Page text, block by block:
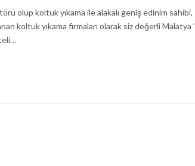
olup koltuk yıkama ile alakalı geniş edinim sahibi,
koltuk yıkama firmaları olarak siz değerli Malatya ’